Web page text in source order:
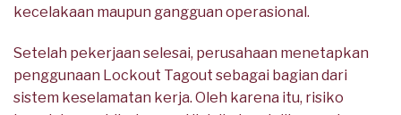
kecelakaan maupun gangguan operasional.
Setelah pekerjaan selesai, perusahaan menetapkan
penggunaan Lockout Tagout sebagai bagian dari
sistem keselamatan kerja. Oleh karena itu, risiko